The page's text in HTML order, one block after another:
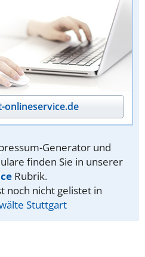
onlineservice.de
Generator und
finden Sie in unserer
Rubrik.
noch nicht gelistet in
Stuttgart